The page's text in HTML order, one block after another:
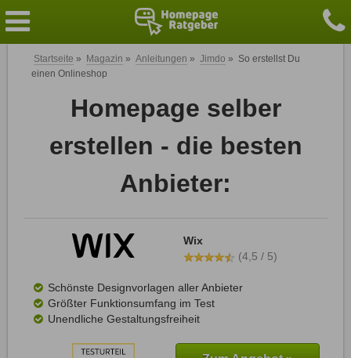
Startseite » Magazin » Anleitungen » Jimdo » So erstellst Du
einen Onlineshop
Homepage selber
erstellen - die besten
Anbieter:
Wix
(4,5 / 5)
Schönste Designvorlagen aller Anbieter
Größter Funktionsumfang im Test
Unendliche Gestaltungsfreiheit